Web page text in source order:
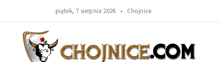
piątek, 7 sierpnia 2026 • Chojnice